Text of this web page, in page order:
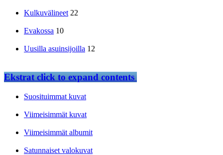
Kulkuvälineet 22
Evakossa 10
Uusilla asuinsijoilla 12
Ekstratclick to expand contents
Suosituimmat kuvat
Viimeisimmät kuvat
Viimeisimmät albumit
Satunnaiset valokuvat